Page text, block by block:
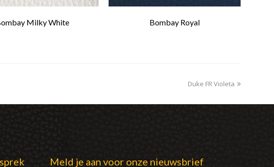
Milky White Bombay Royal
next
Duke FR Violeta
Meld je aan voor onze nieuwsbrief